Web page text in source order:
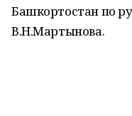
Башкортостан по
В.Н.Мартынова.